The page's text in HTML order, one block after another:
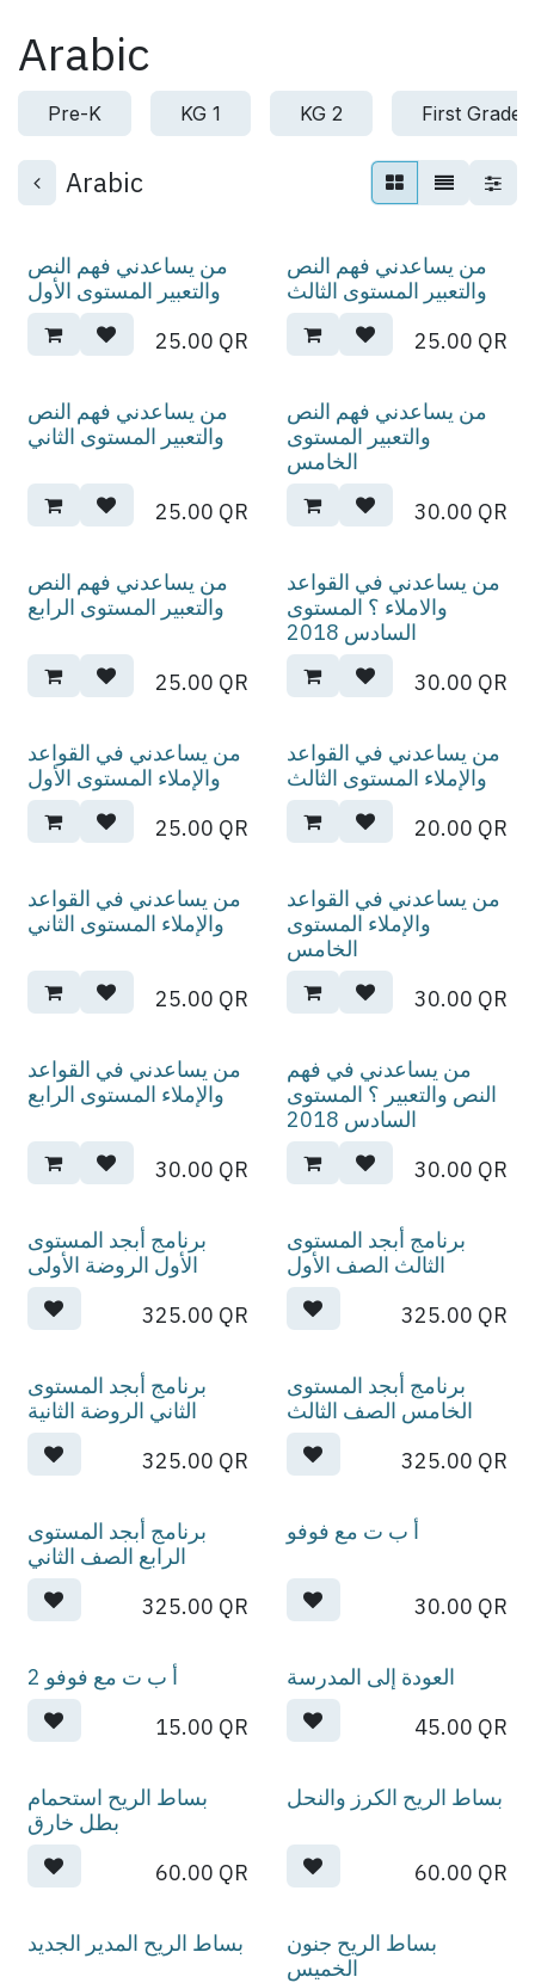
Arabic
Pre-K KG 1 KG 2 First Grade
Arabic
من يساعدني فهم النص
والتعبير المستوى الأول
25.00 QR
من يساعدني فهم النص
والتعبير المستوى الثالث
25.00 QR
من يساعدني فهم النص
والتعبير المستوى الثاني
25.00 QR
من يساعدني فهم النص
والتعبير المستوى
الخامس
30.00 QR
من يساعدني فهم النص
والتعبير المستوى الرابع
25.00 QR
من يساعدني في القواعد
والاملاء ؟ المستوى
السادس 2018
30.00 QR
من يساعدني في القواعد
والإملاء المستوى الأول
25.00 QR
من يساعدني في القواعد
والإملاء المستوى الثالث
20.00 QR
من يساعدني في القواعد
والإملاء المستوى الثاني
25.00 QR
من يساعدني في القواعد
والإملاء المستوى
الخامس
30.00 QR
من يساعدني في القواعد
والإملاء المستوى الرابع
30.00 QR
من يساعدني في فهم
النص والتعبير ؟ المستوى
السادس 2018
30.00 QR
برنامج أبجد المستوى
الأول الروضة الأولى
325.00 QR
برنامج أبجد المستوى
الثالث الصف الأول
325.00 QR
برنامج أبجد المستوى
الثاني الروضة الثانية
325.00 QR
برنامج أبجد المستوى
الخامس الصف الثالث
325.00 QR
برنامج أبجد المستوى
الرابع الصف الثاني
325.00 QR
أ ب ت مع فوفو
30.00 QR
أ ب ت مع فوفو 2
15.00 QR
العودة إلى المدرسة
45.00 QR
بساط الريح استحمام
بطل خارق
60.00 QR
بساط الريح الكرز والنحل
60.00 QR
بساط الريح المدير الجديد
بساط الريح جنون
الخميس